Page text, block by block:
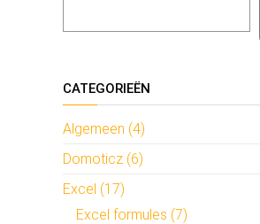
CATEGORIEËN
Algemeen (4)
Domoticz (6)
Excel (17)
Excel formules (7)